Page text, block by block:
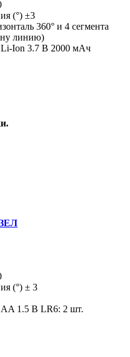
(°) ±3
360° и 4 сегмента
линию)
Li-Ion 3.7 В 2000 мАч
(°) ± 3
AA 1.5 В LR6: 2 шт.